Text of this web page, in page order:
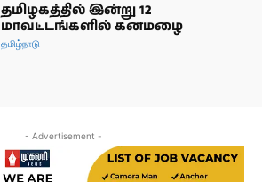
தமிழகத்தில் இன்று 12
மாவட்டங்களில் கனமழை
தமிழ்நாடு
- Advertisement -